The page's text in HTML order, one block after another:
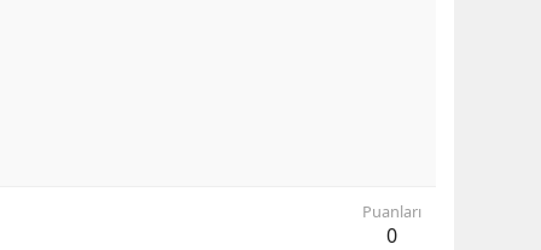
Puanları
0